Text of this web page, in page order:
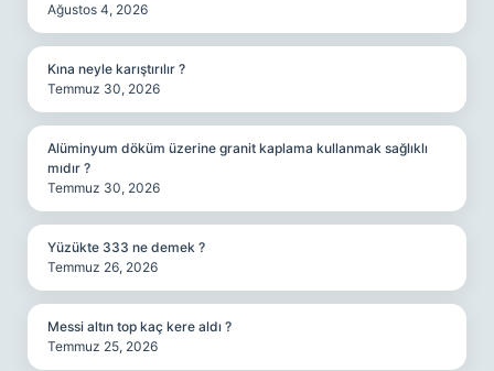
Ağustos 4, 2026
Kına neyle karıştırılır ?
Temmuz 30, 2026
Alüminyum döküm üzerine granit kaplama kullanmak sağlıklı
mıdır ?
Temmuz 30, 2026
Yüzükte 333 ne demek ?
Temmuz 26, 2026
Messi altın top kaç kere aldı ?
Temmuz 25, 2026